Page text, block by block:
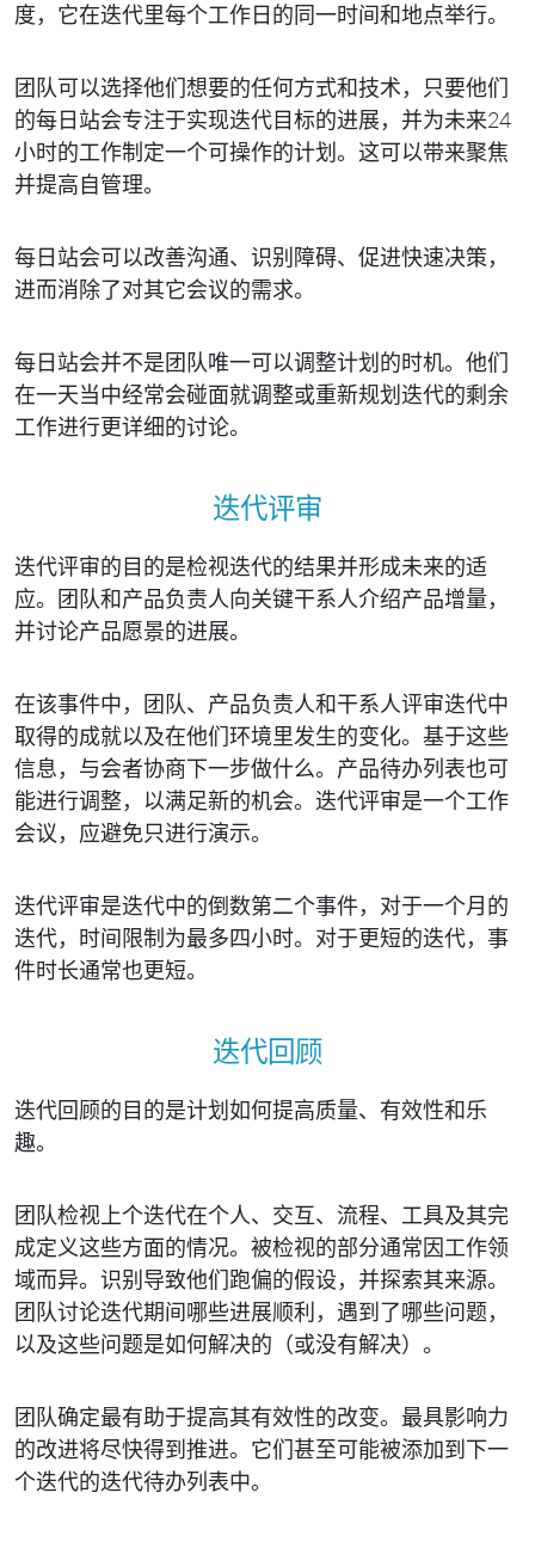
度，它在迭代里每个工作日的同一时间和地点举行。
团队可以选择他们想要的任何方式和技术，只要他们
的每日站会专注于实现迭代目标的进展，并为未来24
小时的工作制定一个可操作的计划。这可以带来聚焦
并提高自管理。
每日站会可以改善沟通、识别障碍、促进快速决策，
进而消除了对其它会议的需求。
每日站会并不是团队唯一可以调整计划的时机。他们
在一天当中经常会碰面就调整或重新规划迭代的剩余
工作进行更详细的讨论。
迭代评审
迭代评审的目的是检视迭代的结果并形成未来的适
应。团队和产品负责人向关键干系人介绍产品增量，
并讨论产品愿景的进展。
在该事件中，团队、产品负责人和干系人评审迭代中
取得的成就以及在他们环境里发生的变化。基于这些
信息，与会者协商下一步做什么。产品待办列表也可
能进行调整，以满足新的机会。迭代评审是一个工作
会议，应避免只进行演示。
迭代评审是迭代中的倒数第二个事件，对于一个月的
迭代，时间限制为最多四小时。对于更短的迭代，事
件时长通常也更短。
迭代回顾
迭代回顾的目的是计划如何提高质量、有效性和乐
趣。
团队检视上个迭代在个人、交互、流程、工具及其完
成定义这些方面的情况。被检视的部分通常因工作领
域而异。识别导致他们跑偏的假设，并探索其来源。
团队讨论迭代期间哪些进展顺利，遇到了哪些问题，
以及这些问题是如何解决的（或没有解决）。
团队确定最有助于提高其有效性的改变。最具影响力
的改进将尽快得到推进。它们甚至可能被添加到下一
个迭代的迭代待办列表中。